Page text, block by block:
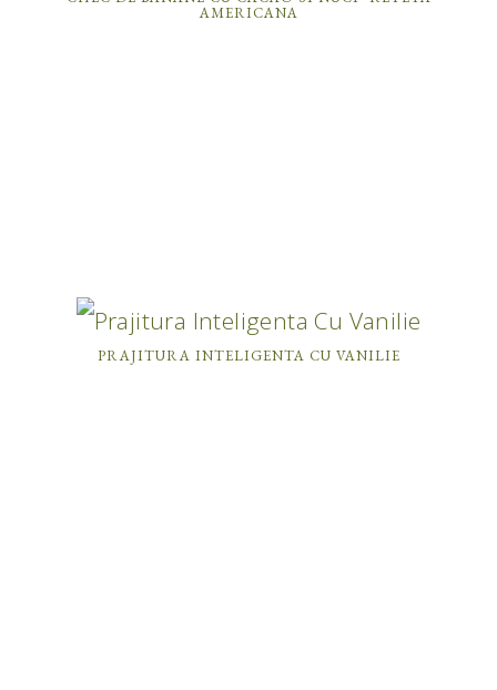
AMERICANA
PRAJITURA INTELIGENTA CU VANILIE